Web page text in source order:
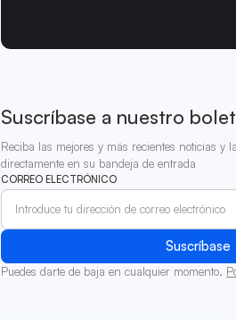
Suscríbase a nuestro
Reciba las mejores y más recientes noticias y
directamente en su bandeja de entrada
CORREO ELECTRÓNICO
Puedes darte de baja en cualquier momento.